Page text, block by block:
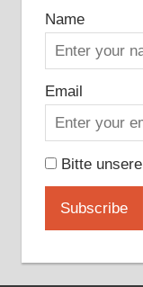
Name
Email
Bitte unsere